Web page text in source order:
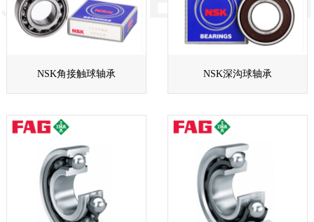
NSK角接触球轴承 NSK深沟球轴承